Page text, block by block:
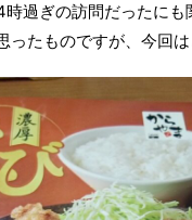
過ぎの訪問だったにも
たものですが、今回は